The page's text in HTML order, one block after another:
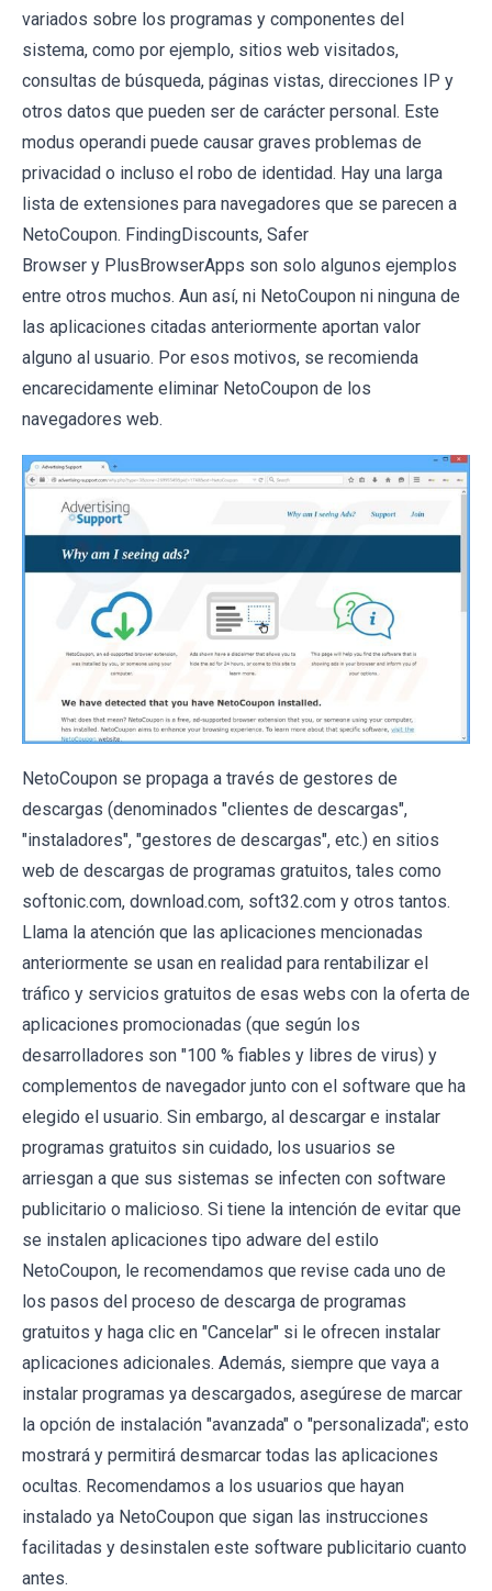
variados sobre los programas y componentes del
sistema, como por ejemplo, sitios web visitados,
consultas de búsqueda, páginas vistas, direcciones IP y
otros datos que pueden ser de carácter personal. Este
modus operandi puede causar graves problemas de
privacidad o incluso el robo de identidad. Hay una larga
lista de extensiones para navegadores que se parecen a
NetoCoupon. FindingDiscounts, Safer
Browser y PlusBrowserApps son solo algunos ejemplos
entre otros muchos. Aun así, ni NetoCoupon ni ninguna de
las aplicaciones citadas anteriormente aportan valor
alguno al usuario. Por esos motivos, se recomienda
encarecidamente eliminar NetoCoupon de los
navegadores web.
NetoCoupon se propaga a través de gestores de
descargas (denominados "clientes de descargas",
"instaladores", "gestores de descargas", etc.) en sitios
web de descargas de programas gratuitos, tales como
softonic.com, download.com, soft32.com y otros tantos.
Llama la atención que las aplicaciones mencionadas
anteriormente se usan en realidad para rentabilizar el
tráfico y servicios gratuitos de esas webs con la oferta de
aplicaciones promocionadas (que según los
desarrolladores son "100 % fiables y libres de virus) y
complementos de navegador junto con el software que ha
elegido el usuario. Sin embargo, al descargar e instalar
programas gratuitos sin cuidado, los usuarios se
arriesgan a que sus sistemas se infecten con software
publicitario o malicioso. Si tiene la intención de evitar que
se instalen aplicaciones tipo adware del estilo
NetoCoupon, le recomendamos que revise cada uno de
los pasos del proceso de descarga de programas
gratuitos y haga clic en "Cancelar" si le ofrecen instalar
aplicaciones adicionales. Además, siempre que vaya a
instalar programas ya descargados, asegúrese de marcar
la opción de instalación "avanzada" o "personalizada"; esto
mostrará y permitirá desmarcar todas las aplicaciones
ocultas. Recomendamos a los usuarios que hayan
instalado ya NetoCoupon que sigan las instrucciones
facilitadas y desinstalen este software publicitario cuanto
antes.